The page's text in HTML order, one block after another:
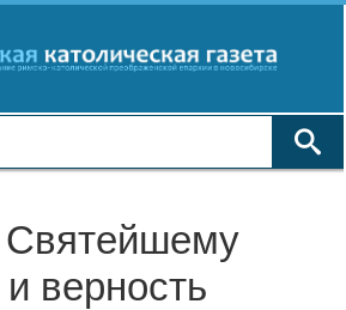
Святейшему
верность